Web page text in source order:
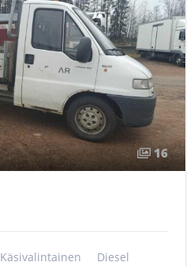
16
Käsivalintainen Diesel